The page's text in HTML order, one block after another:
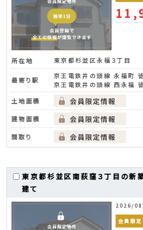
所在地 東京都杉並区永福３丁目
最寄り駅
京王電鉄井の頭線 永福町
京王電鉄井の頭線 西永福
土地面積
建物面積
間取り
東京都杉並区南荻窪３丁目の新
建て
2026/
会員限定